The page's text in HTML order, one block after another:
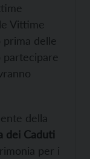
Vittime
delle
partecipare
della
dei Caduti
per i